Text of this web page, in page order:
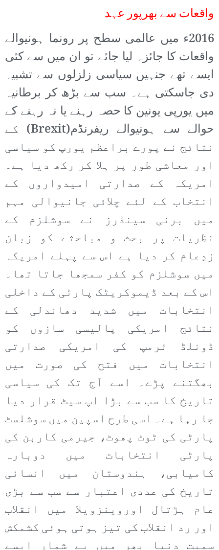
واقعات سے بھرپور عہد
2016ء میں عالمی سطح پر رونما ہونیوالے
واقعات کا جائزہ لیا جائے تو ان میں سے کئی
ایسے تھے جنہیں سیاسی زلزلوں سے تشبیہ
دی جاسکتی ہے۔ سب سے بڑھ کر برطانیہ
میں یورپی یونین کا حصہ رہنے یا نہ رہنے کے
حوالے سے ہونیوالے ریفرنڈم(Brexit) کے
نتائج نے پورے براعظم یورپ کو سیاسی
اور معاشی طور پر ہلا کر رکھ دیا ہے۔
امریکہ کے صدارتی امیدواروں کے
انتخاب کے لئے چلائی جانیوالی مہم
میں برنی سینڈرز نے سوشلزم کے
نظریات پر بحث و مباحثے کو زبان
زدِعام کر دیا ہے اس سے پہلے امریکہ
میں سوشلزم کو کفر سمجھا جاتا تھا۔
اس کے بعد ڈیموکریٹک پارٹی کے داخلی
انتخابات میں شدید دھاندلی کے
نتائج امریکی پالیسی سازوں کو
ڈونلڈ ٹرمپ کی امریکی صدارتی
انتخابات میں فتح کی صورت میں
بھگتنے پڑے۔ اسے آج تک کی سیاسی
تاریخ کا سب سے بڑا اپ سیٹ قرار دیا
جا رہا ہے۔ اسی طرح اسپین میں سوشلسٹ
پارٹی کی ٹوٹ پھوٹ، جیرمی کاربن کی
پارٹی انتخابات میں دوبارہ
کامیابی، ہندوستان میں انسانی
تاریخ کی عددی اعتبار سے سب سے بڑی
عام ہڑتال اوروینزویلا میں انقلاب
اور رد انقلاب کی تیز ہوتی ہوئی کشمکش